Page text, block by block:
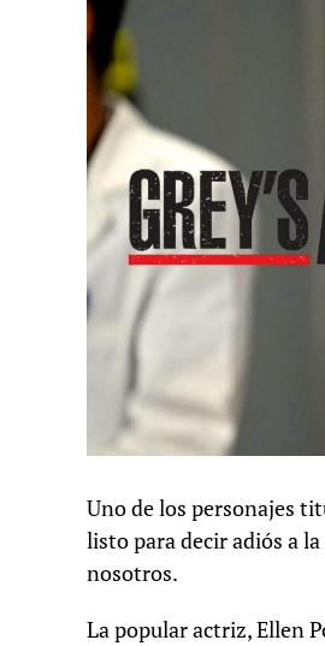
Uno de los personajes
listo para decir adiós a
nosotros.
La popular actriz, Ellen